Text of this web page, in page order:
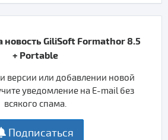
новость GiliSoft Formathor 8.5
+ Portable
версии или добавлении новой
уведомление на E-mail без
всякого спама.
Подписаться